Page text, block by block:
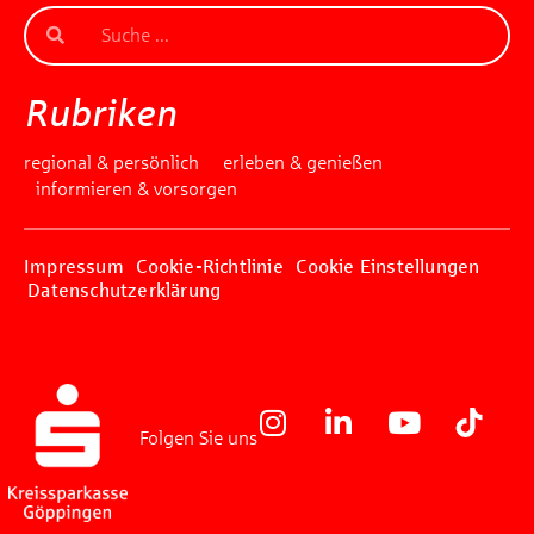
Rubriken
regional & persönlich
erleben & genießen
informieren & vorsorgen
Impressum Cookie-Richtlinie
Cookie Einstellungen
Datenschutzerklärung
Folgen Sie uns